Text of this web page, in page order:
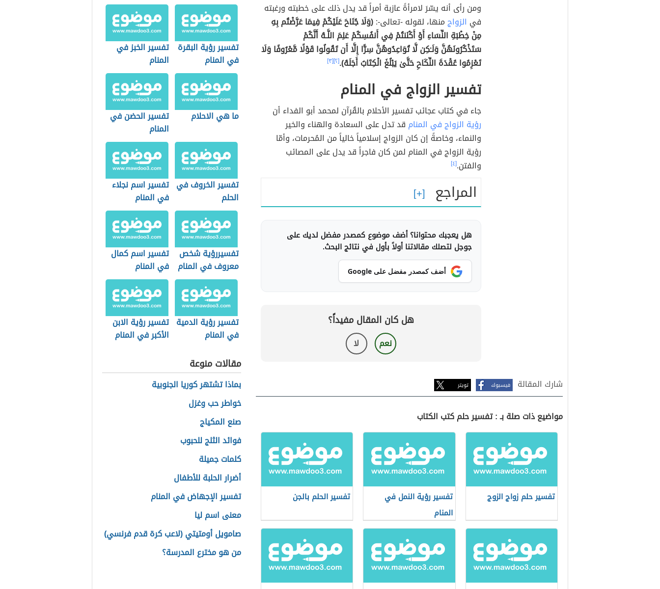
ومن رأى أنه يسّرَ لامرأةً عازبة أمراً قد يدل ذلك على خطبته ورغبته
في الزواجمنها، لقوله -تعالى-:(وَلَا جُنَاحَ عَلَيْكُمْ فِيمَا عَرَّضْتُم بِهِ
مِنْ خِطْبَةِ النِّسَاءِ أَوْ أَكْنَنتُمْ فِي أَنفُسِكُمْ عَلِمَ اللَّـهُ أَنَّكُمْ
سَتَذْكُرُونَهُنَّ وَلَـٰكِن لَّا تُوَاعِدُوهُنَّ سِرًّا إِلَّا أَن تَقُولُوا قَوْلًا مَّعْرُوفًا وَلَا
تَعْزِمُوا عُقْدَةَ النِّكَاحِ حَتَّىٰ يَبْلُغَ الْكِتَابُ أَجَلَهُ).[٢] [٣]
تفسير الزواج في المنام
جاء في كتاب عجائب تفسير الأحلام بالقُرآن لمحمد أبو الفداء أن
رؤية الزواج في المنام قد تدل على السعادة والهناء والخير
والنماء، وخاصةً إن كان الزواج إسلامياً خالياً من المُحرمات، وأمّا
رؤية الزواج في المنام لمن كان فاجراً قد يدل على المصائب
والفتن.[٤]
المراجع
هل يعجبك محتوانا؟ أضف موضوع كمصدر مفضل لديك على
جوجل لتصلك مقالاتنا أولاً بأول في نتائج البحث.
أضف كمصدر مفضل على Google
هل كان المقال مفيداً؟
نعم لا
شارك المقالة فيسبوك تويتر
مواضيع ذات صلة بـ : تفسير حلم كتب الكتاب
تفسير حلم زواج الزوج
تفسير رؤية النمل في
المنام
تفسير الحلم بالجن
تفسير رؤية البقرة
في المنام
تفسير الخبز في
المنام
ما هي الاحلام
تفسير الحضن في
المنام
تفسير الخروف في
الحلم
تفسير اسم نجلاء
في المنام
تفسيررؤية شخص
معروف في المنام
تفسير اسم كمال
في المنام
تفسير رؤية الدمية
في المنام
تفسير رؤية الابن
الأكبر في المنام
مقالات منوعة
بماذا تشتهر كوريا الجنوبية
خواطر حب وغزل
صنع المكياج
فوائد الثلج للحبوب
كلمات جميلة
أضرار الحلبة للأطفال
تفسير الإجهاض في المنام
معنى اسم ليا
صامويل أومتيتي (لاعب كرة قدم فرنسي)
من هو مخترع المدرسة؟